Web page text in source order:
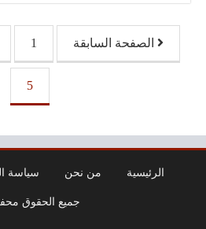
تصفّح المقالات
الصفحة السابقة 1
5
الرئيسية من نحن سياسة
جميع الحقوق